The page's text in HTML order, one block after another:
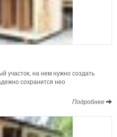
участок, на нем нужно создать
сохранится нео
Подробнее